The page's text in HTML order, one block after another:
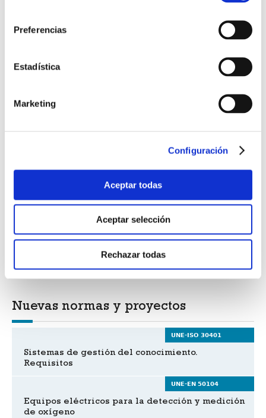
Preferencias
Estadística
Marketing
Configuración
Aceptar todas
Aceptar selección
Rechazar todas
CTN 71/SC 307
CTN 192/SC 7 Instalaciones eléctricas para baja
CEN y CENELEC publican su Estrategia 2030
Nuevos estándares en el ámbito de la
Nuevas normas y proyectos
UNE-ISO 30401
Sistemas de gestión del conocimiento.
Requisitos
UNE-EN 50104
Equipos eléctricos para la detección y medición
de oxígeno